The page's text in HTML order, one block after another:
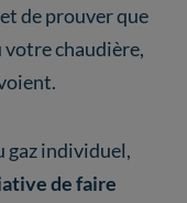
de prouver que
chaudière,
gaz individuel,
de faire